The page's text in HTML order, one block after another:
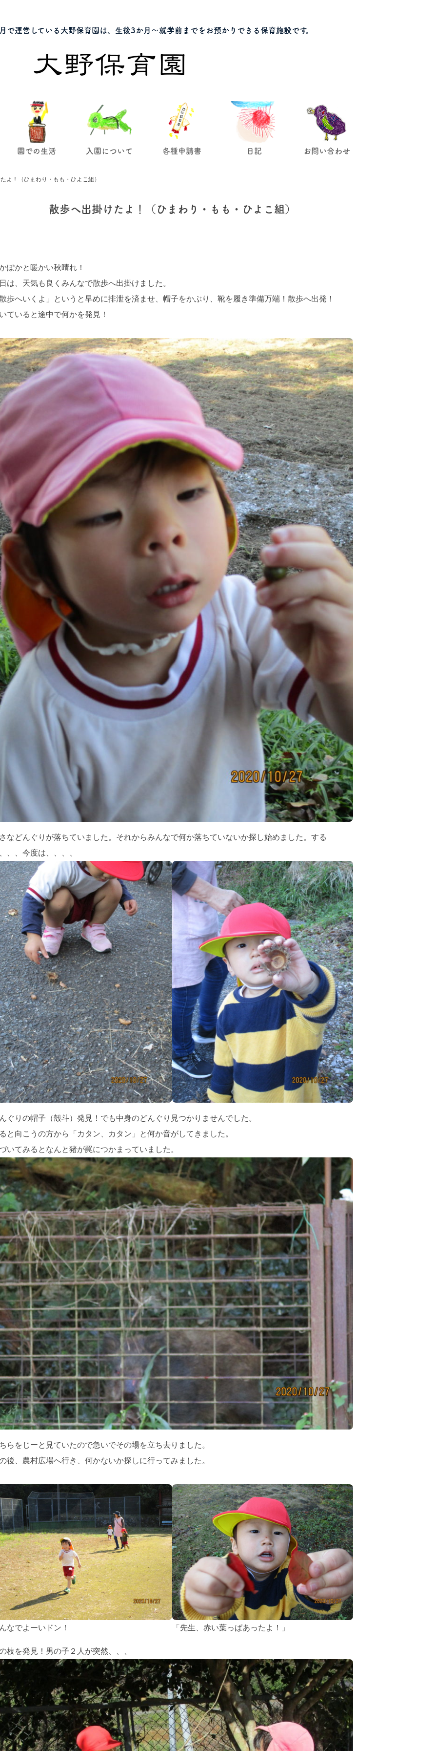
で運営している大野保育園は、生後3か月～就学前までをお預かりできる保育施設です。
園での生活 入園について 各種申請書 日記 お問い合わせ
よ！（ひまわり・もも・ひよこ組）
散歩へ出掛けたよ！（ひまわり・もも・ひよこ組）
ぽかと暖かい秋晴れ！
は、天気も良くみんなで散歩へ出掛けました。
歩へいくよ」というと早めに排泄を済ませ、帽子をかぶり、靴を履き準備万端！散歩へ出発！
ていると途中で何かを発見！
などんぐりが落ちていました。それからみんなで何か落ちていないか探し始めました。する
、、今度は、、、、
ぐりの帽子（殻斗）発見！でも中身のどんぐり見つかりませんでした。
と向こうの方から「カタン、カタン」と何か音がしてきました。
いてみるとなんと猪が罠につかまっていました。
らをじーと見ていたので急いでその場を立ち去りました。
後、農村広場へ行き、何かないか探しに行ってみました。
なでよーいドン！ 「先生、赤い葉っぱあったよ！」
枝を発見！男の子２人が突然、、、